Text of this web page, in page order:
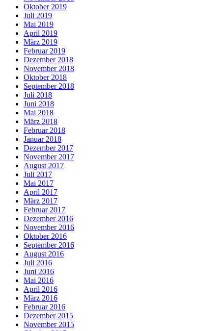
Oktober 2019
Juli 2019
Mai 2019
April 2019
März 2019
Februar 2019
Dezember 2018
November 2018
Oktober 2018
September 2018
Juli 2018
Juni 2018
Mai 2018
März 2018
Februar 2018
Januar 2018
Dezember 2017
November 2017
August 2017
Juli 2017
Mai 2017
April 2017
März 2017
Februar 2017
Dezember 2016
November 2016
Oktober 2016
September 2016
August 2016
Juli 2016
Juni 2016
Mai 2016
April 2016
März 2016
Februar 2016
Dezember 2015
November 2015